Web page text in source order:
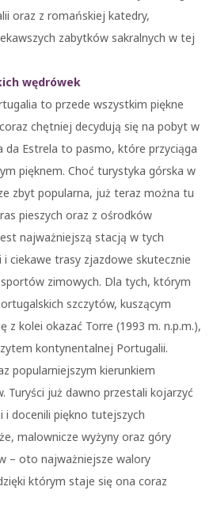
oraz z romańskiej katedry,
zabytków sakralnych w tej
wędrówek
to przede wszystkim piękne
chętniej decydują się na pobyt w
da Estrela to pasmo, które przyciąga
pięknem. Choć turystyka górska w
zbyt popularna, już teraz można tu
pieszych oraz z ośrodków
najważniejszą stacją w tych
ciekawe trasy zjazdowe skutecznie
zimowych. Dla tych, którym
szczytów, kuszącym
z kolei okazać Torre (1993 m. n.p.m.),
kontynentalnej Portugalii.
popularniejszym kierunkiem
Turyści już dawno przestali kojarzyć
i docenili piękno tutejszych
malownicze wyżyny oraz góry
– oto najważniejsze walory
którym staje się ona coraz